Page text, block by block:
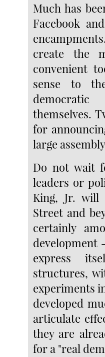
Much has
Facebook
create the
convenient
sense to
themselves.
for
large
Do not wait
leaders or
King, Jr. will
Street and
certainly
development
express
structures,
experiments
developed
articulate
they are
for a "real